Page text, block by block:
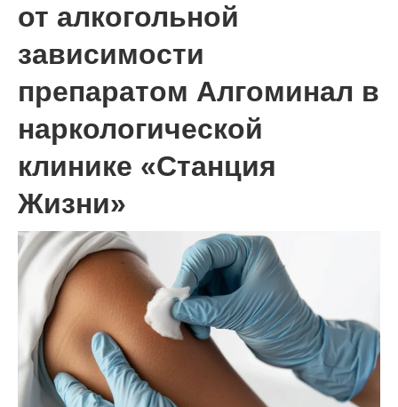
от алкогольной
зависимости
препаратом Алгоминал в
наркологической
клинике «Станция
Жизни»